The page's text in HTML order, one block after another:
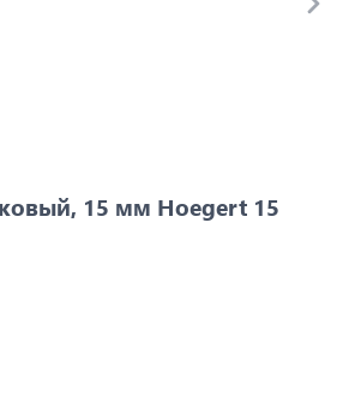
15 мм Hoegert 15